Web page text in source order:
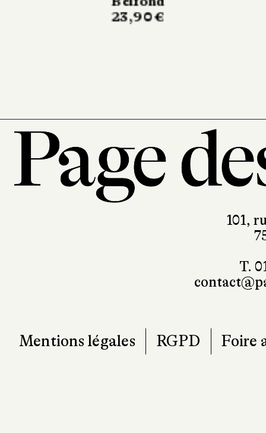
101,
T.
Mentions légales RGPD Foire